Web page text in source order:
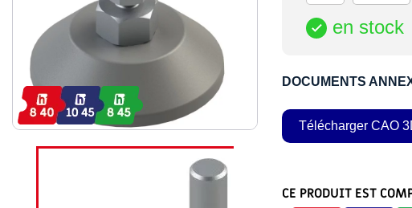
 en stock
DOCUMENTS
Télécharger CAO
CE PRODUIT EST